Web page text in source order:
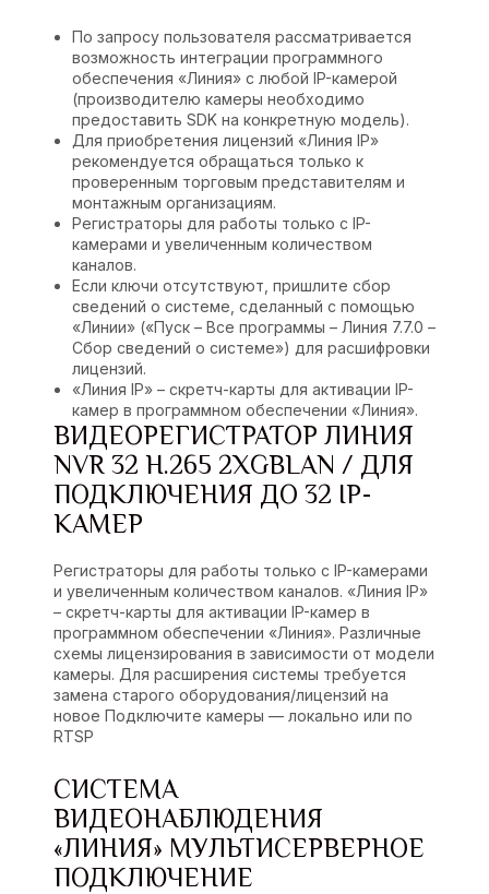
По запросу пользователя рассматривается
возможность интеграции программного
обеспечения «Линия» с любой IP-камерой
(производителю камеры необходимо
предоставить SDK на конкретную модель).
Для приобретения лицензий «Линия IP»
рекомендуется обращаться только к
проверенным торговым представителям и
монтажным организациям.
Регистраторы для работы только с IP-
камерами и увеличенным количеством
каналов.
Если ключи отсутствуют, пришлите сбор
сведений о системе, сделанный с помощью
«Линии» («Пуск – Все программы – Линия 7.7.0 –
Сбор сведений о системе») для расшифровки
лицензий.
«Линия IP» – скретч-карты для активации IP-
камер в программном обеспечении «Линия».
ВИДЕОРЕГИСТРАТОР ЛИНИЯ
NVR 32 H.265 2ХGBLAN / ДЛЯ
ПОДКЛЮЧЕНИЯ ДО 32 IP-
КАМЕР
Регистраторы для работы только с IP-камерами
и увеличенным количеством каналов. «Линия IP»
– скретч-карты для активации IP-камер в
программном обеспечении «Линия». Различные
схемы лицензирования в зависимости от модели
камеры. Для расширения системы требуется
замена старого оборудования/лицензий на
новое Подключите камеры — локально или по
RTSP
СИСТЕМА
ВИДЕОНАБЛЮДЕНИЯ
«ЛИНИЯ» МУЛЬТИСЕРВЕРНОЕ
ПОДКЛЮЧЕНИЕ